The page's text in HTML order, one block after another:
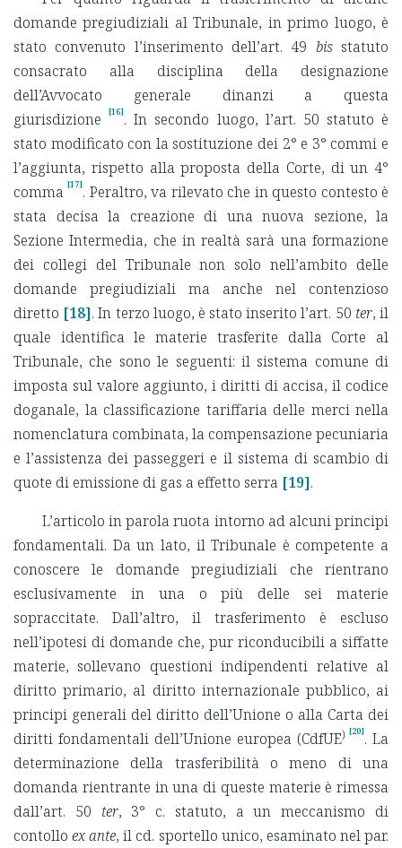
domande pregiudiziali al Tribunale, in primo luogo, è
stato convenuto l’inserimento dell’art. 49 bisstatuto
consacrato alla disciplina della designazione
dell’Avvocato generale dinanzi a questa
giurisdizione
[16]. In secondo luogo, l’art. 50 statuto è
stato modificato con la sostituzione dei 2° e 3° commi e
l’aggiunta, rispetto alla proposta della Corte, di un 4°
comma [17]. Peraltro, va rilevato che in questo contesto è
stata decisa la creazione di una nuova sezione, la
Sezione Intermedia, che in realtà sarà una formazione
dei collegi del Tribunale non solo nell’ambito delle
domande pregiudiziali ma anche nel contenzioso
diretto [18]. In terzo luogo, è stato inserito l’art. 50 ter, il
quale identifica le materie trasferite dalla Corte al
Tribunale, che sono le seguenti: il sistema comune di
imposta sul valore aggiunto, i diritti di accisa, il codice
doganale, la classificazione tariffaria delle merci nella
nomenclatura combinata, la compensazione pecuniaria
e l’assistenza dei passeggeri e il sistema di scambio di
quote di emissione di gas a effetto serra [19].
L’articolo in parola ruota intorno ad alcuni principi
fondamentali. Da un lato, il Tribunale è competente a
conoscere le domande pregiudiziali che rientrano
esclusivamente in una o più delle sei materie
sopraccitate. Dall’altro, il trasferimento è escluso
nell’ipotesi di domande che, pur riconducibili a siffatte
materie, sollevano questioni indipendenti relative al
diritto primario, al diritto internazionale pubblico, ai
principi generali del diritto dell’Unione o alla Carta dei
diritti fondamentali dell’Unione europea (CdfUE) [20]. La
determinazione della trasferibilità o meno di una
domanda rientrante in una di queste materie è rimessa
dall’art. 50 ter, 3° c. statuto, a un meccanismo di
contolloex ante, il cd. sportello unico, esaminato nel par.